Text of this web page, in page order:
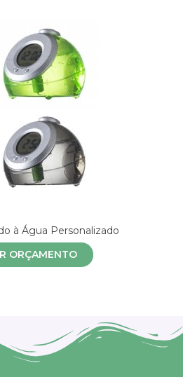
à Água Personalizado
ORÇAMENTO